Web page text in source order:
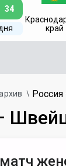
34
край